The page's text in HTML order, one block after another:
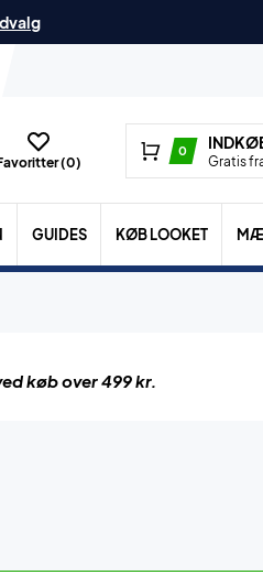
(0)
0
Gratis
GUIDES KØB LOOKET
køb over 499 kr.